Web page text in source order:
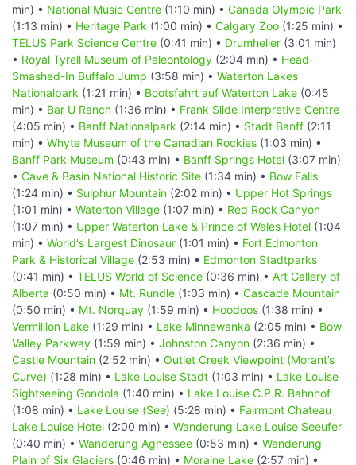
min) • National Music Centre (1:10 min) • Canada Olympic Park
(1:13 min) • Heritage Park (1:00 min) • Calgary Zoo (1:25 min) •
TELUS Park Science Centre (0:41 min) • Drumheller (3:01 min)
• Royal Tyrell Museum of Paleontology (2:04 min) • Head-
Smashed-In Buffalo Jump (3:58 min) • Waterton Lakes
Nationalpark (1:21 min) • Bootsfahrt auf Waterton Lake (0:45
min) • Bar U Ranch (1:36 min) • Frank Slide Interpretive Centre
(4:05 min) • Banff Nationalpark (2:14 min) • Stadt Banff (2:11
min) • Whyte Museum of the Canadian Rockies (1:03 min) •
Banff Park Museum (0:43 min) • Banff Springs Hotel (3:07 min)
• Cave & Basin National Historic Site (1:34 min) • Bow Falls
(1:24 min) • Sulphur Mountain (2:02 min) • Upper Hot Springs
(1:01 min) • Waterton Village (1:07 min) • Red Rock Canyon
(1:07 min) • Upper Waterton Lake & Prince of Wales Hotel (1:04
min) • World's Largest Dinosaur (1:01 min) • Fort Edmonton
Park & Historical Village (2:53 min) • Edmonton Stadtparks
(0:41 min) • TELUS World of Science (0:36 min) • Art Gallery of
Alberta (0:50 min) • Mt. Rundle (1:03 min) • Cascade Mountain
(0:50 min) • Mt. Norquay (1:59 min) • Hoodoos (1:38 min) •
Vermillion Lake (1:29 min) • Lake Minnewanka (2:05 min) • Bow
Valley Parkway (1:59 min) • Johnston Canyon (2:36 min) •
Castle Mountain (2:52 min) • Outlet Creek Viewpoint (Morant’s
Curve) (1:28 min) • Lake Louise Stadt (1:03 min) • Lake Louise
Sightseeing Gondola (1:40 min) • Lake Louise C.P.R. Bahnhof
(1:08 min) • Lake Louise (See) (5:28 min) • Fairmont Chateau
Lake Louise Hotel (2:00 min) • Wanderung Lake Louise Seeufer
(0:40 min) • Wanderung Agnessee (0:53 min) • Wanderung
Plain of Six Glaciers (0:46 min) • Moraine Lake (2:57 min) •